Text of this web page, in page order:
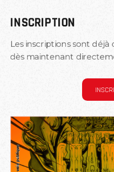
INSCRIPTION
Les inscriptions sont
dès maintenant